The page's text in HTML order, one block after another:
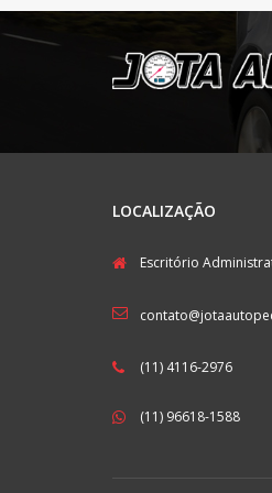
LOCALIZAÇÃO
Escritório
(11) 4116-2976
(11) 96618-1588